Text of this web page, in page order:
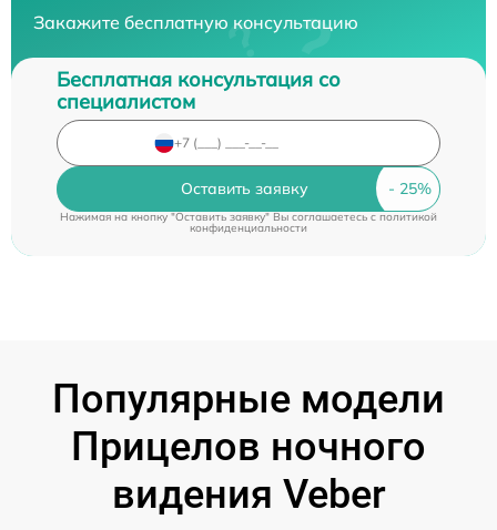
Закажите бесплатную консультацию
Бесплатная консультация со
специалистом
Оставить заявку
Нажимая на кнопку "Оставить заявку" Вы соглашаетесь cполитикой
конфиденциальности
Популярные модели
Прицелов ночного
видения Veber